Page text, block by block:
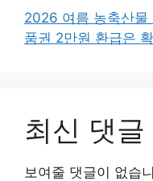
2026 여름 농축산물
품권 2만원 환급은
최신 댓글
보여줄 댓글이 없습